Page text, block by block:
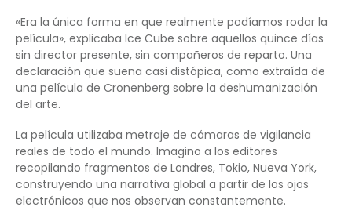
«Era la única forma en que realmente podíamos rodar la
película», explicaba Ice Cube sobre aquellos quince días
sin director presente, sin compañeros de reparto. Una
declaración que suena casi distópica, como extraída de
una película de Cronenberg sobre la deshumanización
del arte.
La película utilizaba metraje de cámaras de vigilancia
reales de todo el mundo. Imagino a los editores
recopilando fragmentos de Londres, Tokio, Nueva York,
construyendo una narrativa global a partir de los ojos
electrónicos que nos observan constantemente.